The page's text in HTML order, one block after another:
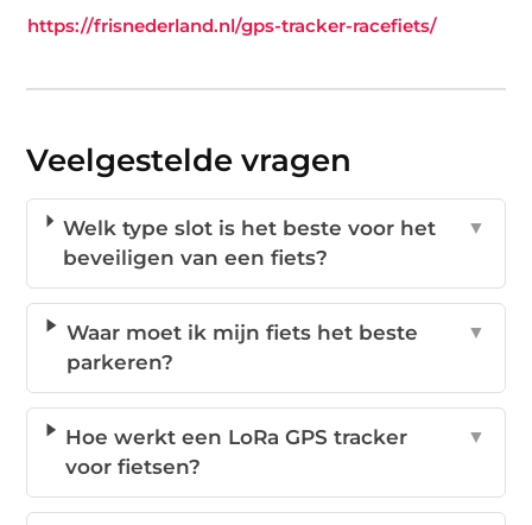
https://frisnederland.nl/gps-tracker-racefiets/
Veelgestelde vragen
Welk type slot is het beste voor het
beveiligen van een fiets?
▼
Waar moet ik mijn fiets het beste
parkeren?
▼
Hoe werkt een LoRa GPS tracker
voor fietsen?
▼